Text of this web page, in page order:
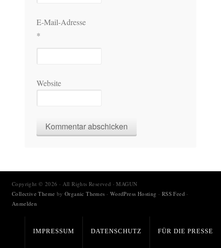
E-Mail-Adresse
*
Website
Copyright © 2026 · All Rights Reserved · MAGUN
Collective Theme byOrganic Themes · WordPress Hosting · RSS Feed ·
Anmelden
IMPRESSUM DATENSCHUTZ FÜR DIE PRESSE